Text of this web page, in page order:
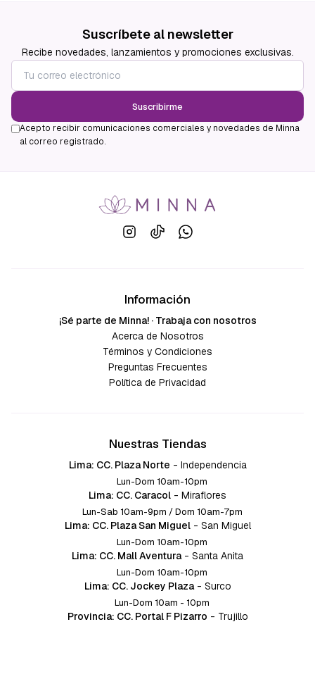
Suscríbete al newsletter
Recibe novedades, lanzamientos y promociones exclusivas.
Suscribirme
Acepto recibir comunicaciones comerciales y novedades de Minna
al correo registrado.
Información
¡Sé parte de Minna! · Trabaja con nosotros
Acerca de Nosotros
Términos y Condiciones
Preguntas Frecuentes
Política de Privacidad
Nuestras Tiendas
Lima: CC. Plaza Norte - Independencia
Lun-Dom 10am-10pm
Lima: CC. Caracol - Miraflores
Lun-Sab 10am-9pm / Dom 10am-7pm
Lima: CC. Plaza San Miguel - San Miguel
Lun-Dom 10am-10pm
Lima: CC. Mall Aventura - Santa Anita
Lun-Dom 10am-10pm
Lima: CC. Jockey Plaza - Surco
Lun-Dom 10am - 10pm
Provincia: CC. Portal F Pizarro - Trujillo